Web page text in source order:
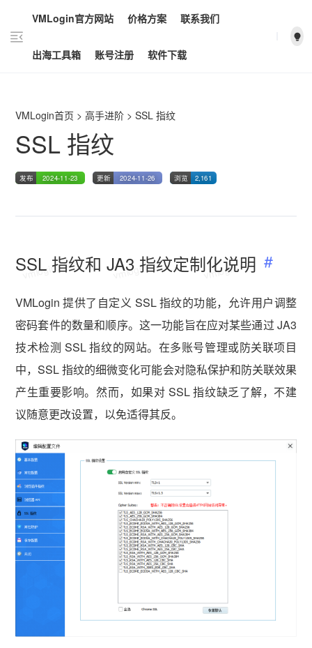
VMLogin官方网站 价格方案 联系我们
出海工具箱 账号注册 软件下载
VMLogin首页 > 高手进阶 > SSL 指纹
SSL 指纹
发布 2024-11-23 更新 2024-11-26 浏览 2,161
SSL 指纹和 JA3 指纹定制化说明
VMLogin 提供了自定义 SSL 指纹的功能，允许用户调整
密码套件的数量和顺序。这一功能旨在应对某些通过 JA3
技术检测 SSL 指纹的网站。在多账号管理或防关联项目
中，SSL 指纹的细微变化可能会对隐私保护和防关联效果
产生重要影响。然而，如果对 SSL 指纹缺乏了解，不建
议随意更改设置，以免适得其反。
vmlogin.cc vmlogin.cc vmlogin.cc
vmlogin.cc vmlogin.cc vmlogin.cc
vmlogin.cc vmlogin.cc vmlogin.cc